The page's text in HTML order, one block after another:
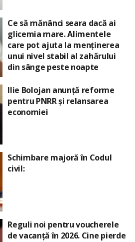
Ce să mănânci seara dacă ai
glicemia mare. Alimentele
care pot ajuta la menținerea
unui nivel stabil al zahărului
din sânge peste noapte
Ilie Bolojan anunță reforme
pentru PNRR și relansarea
economiei
Schimbare majoră în Codul
civil:
Reguli noi pentru voucherele
de vacanță în 2026. Cine pierde